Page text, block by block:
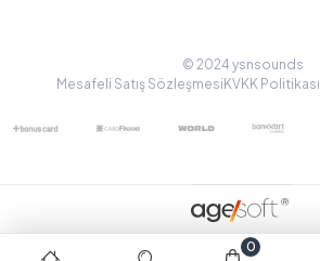
© 2024 ysnsounds
Mesafeli Satış Sözleşmesi KVKK Politikası
0